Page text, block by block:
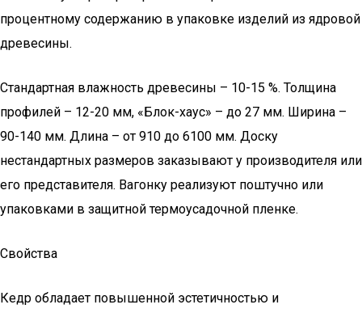
процентному содержанию в упаковке изделий из ядровой
древесины.
Стандартная влажность древесины – 10-15 %. Толщина
профилей – 12-20 мм, «Блок-хаус» – до 27 мм. Ширина –
90-140 мм. Длина – от 910 до 6100 мм. Доску
нестандартных размеров заказывают у производителя или
его представителя. Вагонку реализуют поштучно или
упаковками в защитной термоусадочной пленке.
Свойства
Кедр обладает повышенной эстетичностью и